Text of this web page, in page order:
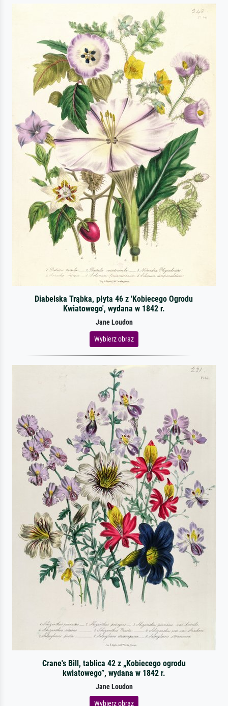
Diabelska Trąbka, płyta 46 z 'Kobiecego Ogrodu
Kwiatowego', wydana w 1842 r.
Jane Loudon
Wybierz obraz
Crane's Bill, tablica 42 z „Kobiecego ogrodu
kwiatowego”, wydana w 1842 r.
Jane Loudon
Wybierz obraz